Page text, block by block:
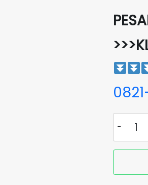
Laptop
HP
Victus